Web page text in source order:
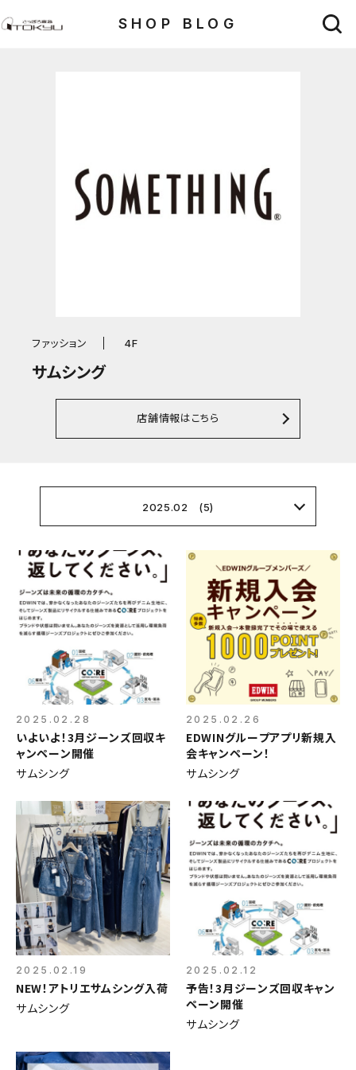
SHOP BLOG
ファッション 4F
サムシング
店舗情報はこちら
2025.02 (5)
2025.02.28
いよいよ！3月ジーンズ回収キ
ャンペーン開催
サムシング
2025.02.26
EDWINグループアプリ新規入
会キャンペーン！
サムシング
2025.02.19
NEW！アトリエサムシング入荷
サムシング
2025.02.12
予告！3月ジーンズ回収キャン
ペーン開催
サムシング